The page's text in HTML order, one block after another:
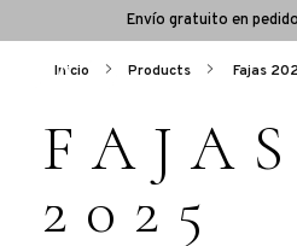
Envío gratuito en
Inicio Products Fajas
FAJAS
2025